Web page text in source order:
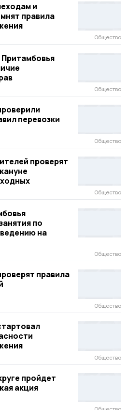
и
правила
Общество
Общество
перевозки
Общество
проверят
Общество
по
на
Общество
правила
Общество
Общество
пройдет
акция